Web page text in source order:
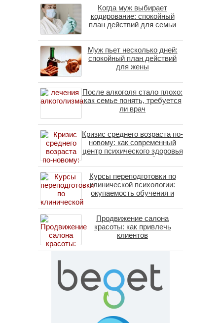
Когда муж выбирает
кодирование: спокойный
план действий для семьи
Муж пьет несколько дней:
спокойный план действий
для жены
После алкоголя стало плохо:
как семье понять, требуется
ли врач
Кризис среднего возраста по-
новому: как современный
центр психического здоровья
помогает пересобрать
личность без таблеток
(методы ДПДГ и КПТ)
Курсы переподготовки по
клинической психологии:
окупаемость обучения и
специалистов в 2026 году
Продвижение салона
красоты: как привлечь
клиентов